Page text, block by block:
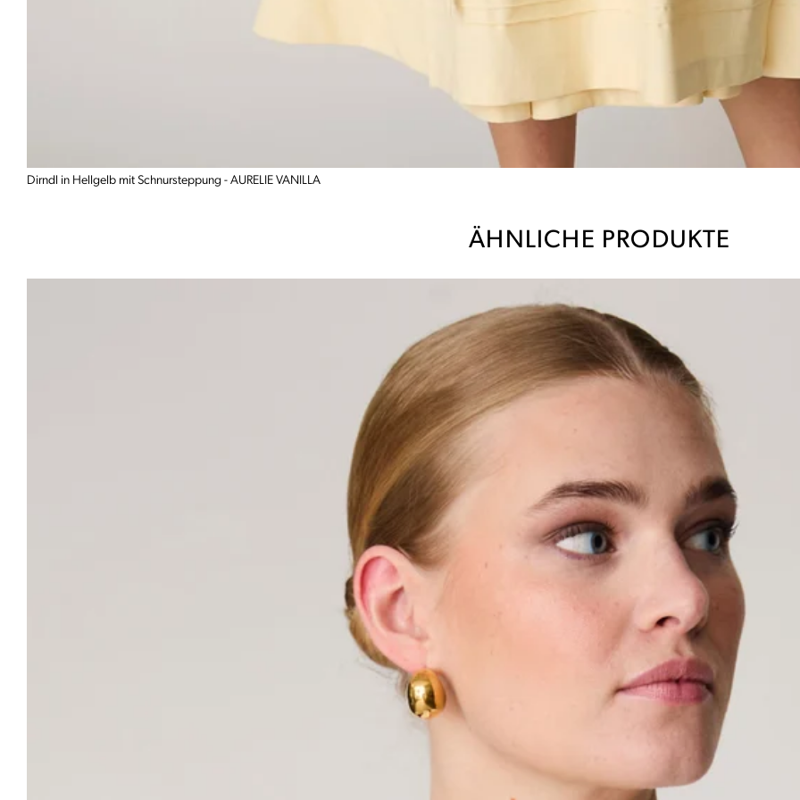
Dirndl in Hellgelb mit Schnursteppung - AURELIE VANILLA
ÄHNLICHE PRODUKTE